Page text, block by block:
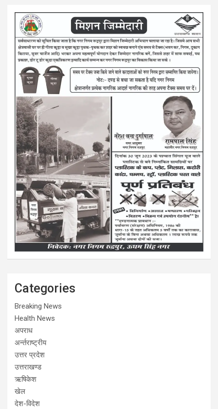
Categories
Breaking News
Health News
अपराध
अर्न्तराष्ट्रीय
उत्तर प्रदेश
उत्तराखण्ड
ऋषिकेश
खेल
देश-विदेश